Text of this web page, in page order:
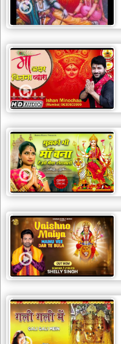
आज
का
भजन
bhajan
of
the
day
भजन
जोड़ें
add